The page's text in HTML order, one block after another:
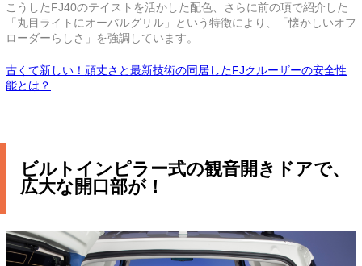
こうしたFJ40のテイストを活かした配色、さらに前の項で紹介した
「丸目ライトにオーバルグリル」という特徴により、「懐かしいオフ
ローダーらしさ」を強調しています。
古くて新しい！頑丈さと最新技術の同居したFJクルーザーの安全性
能とは？
ビルトインピラー式の観音開きドアで、
広大な開口部が！